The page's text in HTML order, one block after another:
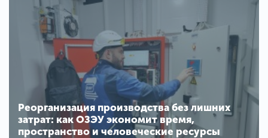
Реорганизация производства без лишних
затрат: как ОЗЭУ экономит время,
пространство и человеческие ресурсы